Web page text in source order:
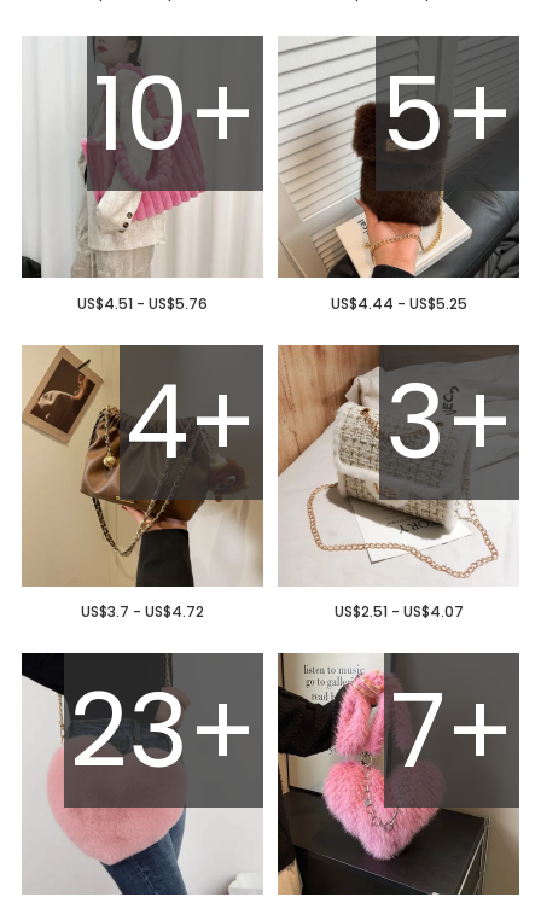
5+
US$4.44 - US$5.25
10+
US$4.51 - US$5.76
3+
US$2.51 - US$4.07
4+
US$3.7 - US$4.72
7+
23+